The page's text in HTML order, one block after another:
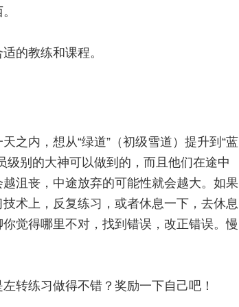
的教练和课程。
之内，想从“绿道”（初级雪道）提升到“蓝
级别的大神可以做到的，而且他们在途中
沮丧，中途放弃的可能性就会越大。如果
术上，反复练习，或者休息一下，去休息
觉得哪里不对，找到错误，改正错误。慢
转练习做得不错？奖励一下自己吧！